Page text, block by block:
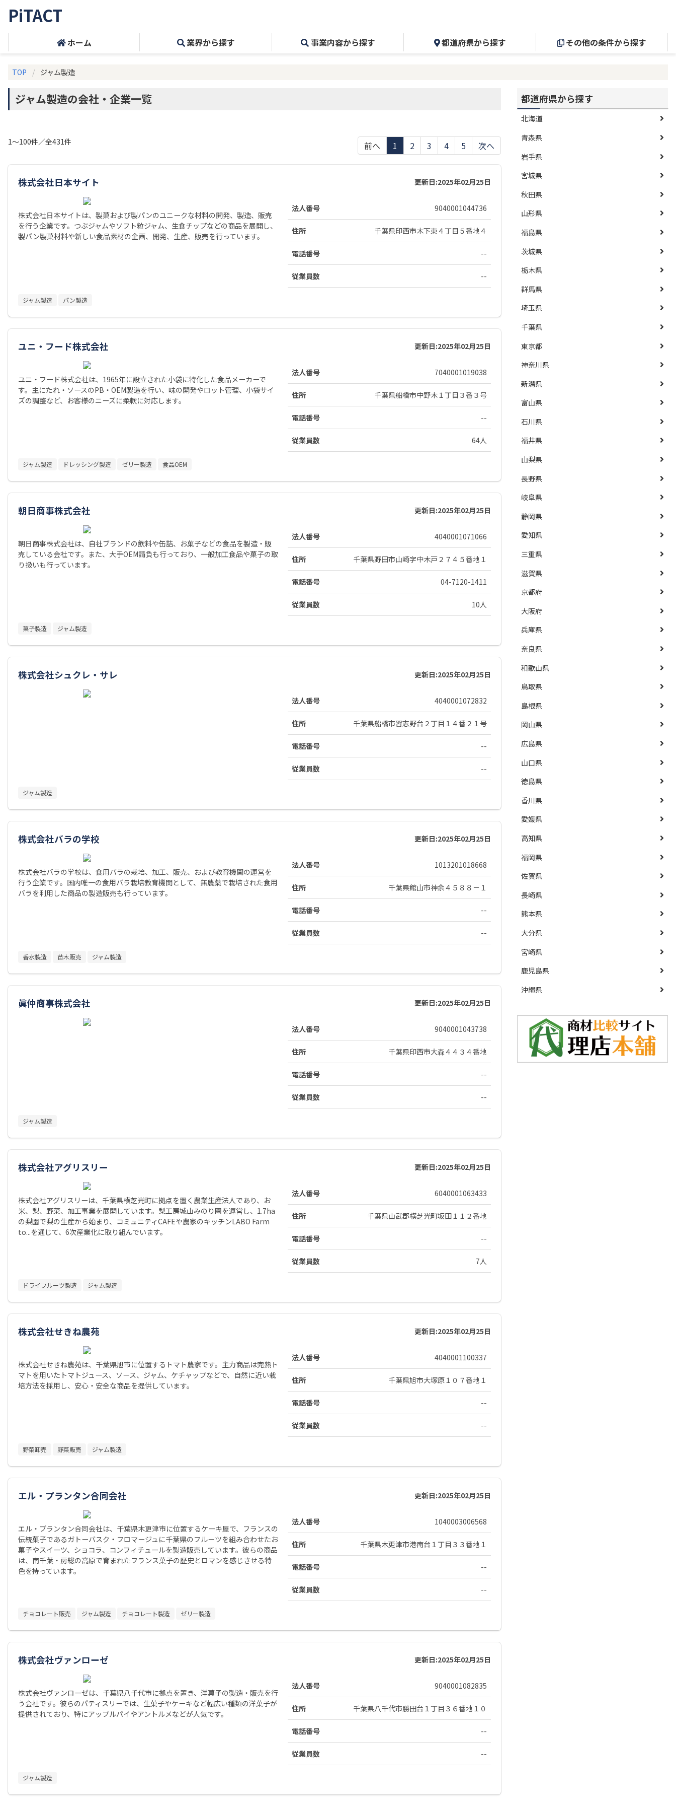
PiTACT
ホーム 業界から探す 事業内容から探す 都道府県から探す その他の条件から探す
TOP ジャム製造
ジャム製造の会社・企業一覧
1～100件／全431件 前へ 1 2 3 4 5 次へ
株式会社日本サイト 更新日:2025年02月25日
株式会社日本サイトは、製菓および製パンのユニークな材料の開発、製造、販売
を行う企業です。つぶジャムやソフト粒ジャム、生食チップなどの商品を展開し、
製パン製菓材料や新しい食品素材の企画、開発、生産、販売を行っています。
法人番号 9040001044736
住所 千葉県印西市木下東４丁目５番地４
電話番号 --
従業員数 --
ジャム製造 パン製造
ユニ・フード株式会社 更新日:2025年02月25日
ユニ・フード株式会社は、1965年に設立された小袋に特化した食品メーカーで
す。主にたれ・ソースのPB・OEM製造を行い、味の開発やロット管理、小袋サイ
ズの調整など、お客様のニーズに柔軟に対応します。
法人番号 7040001019038
住所 千葉県船橋市中野木１丁目３番３号
電話番号 --
従業員数 64人
ジャム製造 ドレッシング製造 ゼリー製造 食品OEM
朝日商事株式会社 更新日:2025年02月25日
朝日商事株式会社は、自社ブランドの飲料や缶詰、お菓子などの食品を製造・販
売している会社です。また、大手OEM請負も行っており、一般加工食品や菓子の取
り扱いも行っています。
法人番号 4040001071066
住所 千葉県野田市山崎字中木戸２７４５番地１
電話番号 04-7120-1411
従業員数 10人
菓子製造 ジャム製造
株式会社シュクレ・サレ 更新日:2025年02月25日
法人番号 4040001072832
住所 千葉県船橋市習志野台２丁目１４番２１号
電話番号 --
従業員数 --
ジャム製造
株式会社バラの学校 更新日:2025年02月25日
株式会社バラの学校は、食用バラの栽培、加工、販売、および教育機関の運営を
行う企業です。国内唯一の食用バラ栽培教育機関として、無農薬で栽培された食用
バラを利用した商品の製造販売も行っています。
法人番号 1013201018668
住所 千葉県館山市神余４５８８－１
電話番号 --
従業員数 --
香水製造 苗木販売 ジャム製造
眞仲商事株式会社 更新日:2025年02月25日
法人番号 9040001043738
住所 千葉県印西市大森４４３４番地
電話番号 --
従業員数 --
ジャム製造
株式会社アグリスリー 更新日:2025年02月25日
株式会社アグリスリーは、千葉県横芝光町に拠点を置く農業生産法人であり、お
米、梨、野菜、加工事業を展開しています。梨工房城山みのり園を運営し、1.7ha
の梨園で梨の生産から始まり、コミュニティCAFEや農家のキッチンLABO Farm
to...を通じて、6次産業化に取り組んでいます。
法人番号 6040001063433
住所 千葉県山武郡横芝光町坂田１１２番地
電話番号 --
従業員数 7人
ドライフルーツ製造 ジャム製造
株式会社せきね農苑 更新日:2025年02月25日
株式会社せきね農苑は、千葉県旭市に位置するトマト農家です。主力商品は完熟ト
マトを用いたトマトジュース、ソース、ジャム、ケチャップなどで、自然に近い栽
培方法を採用し、安心・安全な商品を提供しています。
法人番号 4040001100337
住所 千葉県旭市大塚原１０７番地１
電話番号 --
従業員数 --
野菜卸売 野菜販売 ジャム製造
エル・プランタン合同会社 更新日:2025年02月25日
エル・プランタン合同会社は、千葉県木更津市に位置するケーキ屋で、フランスの
伝統菓子であるガトーバスク・フロマージュに千葉県のフルーツを組み合わせたお
菓子やスイーツ、ショコラ、コンフィチュールを製造販売しています。彼らの商品
は、南千葉・房総の高原で育まれたフランス菓子の歴史とロマンを感じさせる特
色を持っています。
法人番号 1040003006568
住所 千葉県木更津市港南台１丁目３３番地１
電話番号 --
従業員数 --
チョコレート販売 ジャム製造 チョコレート製造 ゼリー製造
株式会社ヴァンローゼ 更新日:2025年02月25日
株式会社ヴァンローゼは、千葉県八千代市に拠点を置き、洋菓子の製造・販売を行
う会社です。彼らのパティスリーでは、生菓子やケーキなど幅広い種類の洋菓子が
提供されており、特にアップルパイやアントルメなどが人気です。
法人番号 9040001082835
住所 千葉県八千代市勝田台１丁目３６番地１０
電話番号 --
従業員数 --
ジャム製造
都道府県から探す
北海道
青森県
岩手県
宮城県
秋田県
山形県
福島県
茨城県
栃木県
群馬県
埼玉県
千葉県
東京都
神奈川県
新潟県
富山県
石川県
福井県
山梨県
長野県
岐阜県
静岡県
愛知県
三重県
滋賀県
京都府
大阪府
兵庫県
奈良県
和歌山県
鳥取県
島根県
岡山県
広島県
山口県
徳島県
香川県
愛媛県
高知県
福岡県
佐賀県
長崎県
熊本県
大分県
宮崎県
鹿児島県
沖縄県